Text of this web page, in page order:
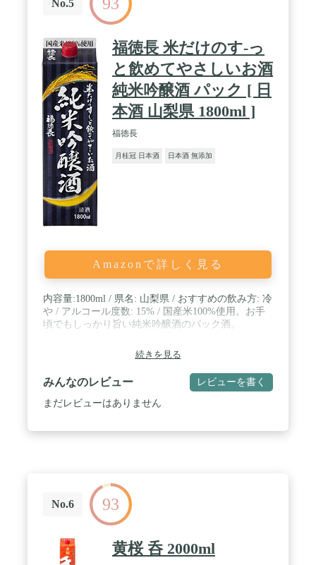
No.5
福徳長 米だけのす-っ
と飲めてやさしいお酒
純米吟醸酒 パック [ 日
本酒 山梨県 1800ml ]
福徳長
月桂冠 日本酒 日本酒 無添加
Amazonで詳しく見る
内容量:1800ml / 県名: 山梨県 / おすすめの飲み方: 冷
や / アルコール度数: 15% / 国産米100%使用。お手
頃でもしっかり旨い純米吟醸酒のパック酒。
続きを見る
みんなのレビュー レビューを書く
まだレビューはありません
No.6 93
黄桜 呑 2000ml